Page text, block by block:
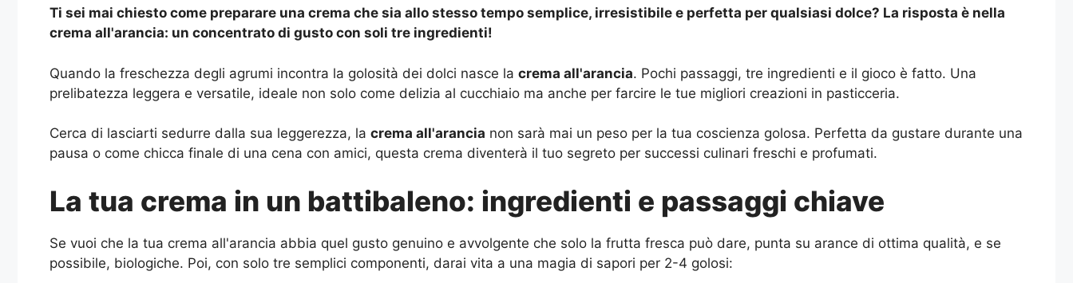
Ti sei mai chiesto come preparare una crema che sia allo stesso tempo semplice, irresistibile e perfetta per qualsiasi dolce? La risposta è nella
crema all'arancia: un concentrato di gusto con soli tre ingredienti!
Quando la freschezza degli agrumi incontra la golosità dei dolci nasce la crema all'arancia. Pochi passaggi, tre ingredienti e il gioco è fatto. Una
prelibatezza leggera e versatile, ideale non solo come delizia al cucchiaio ma anche per farcire le tue migliori creazioni in pasticceria.
Cerca di lasciarti sedurre dalla sua leggerezza, la crema all'arancia non sarà mai un peso per la tua coscienza golosa. Perfetta da gustare durante una
pausa o come chicca finale di una cena con amici, questa crema diventerà il tuo segreto per successi culinari freschi e profumati.
La tua crema in un battibaleno: ingredienti e passaggi chiave
Se vuoi che la tua crema all'arancia abbia quel gusto genuino e avvolgente che solo la frutta fresca può dare, punta su arance di ottima qualità, e se
possibile, biologiche. Poi, con solo tre semplici componenti, darai vita a una magia di sapori per 2-4 golosi: